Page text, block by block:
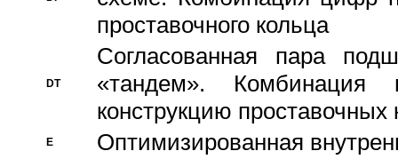
проставочного кольца
DT
Согласованная пара
«тандем».
конструкцию проставочных
E
Оптимизированная